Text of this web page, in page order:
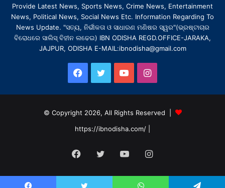
Provide Latest News, Sports News, Crime News, Entertainment
News, Political News, Social News Etc. Information Regarding To
News Update. "ସତ୍ୟ, ନିର୍ଭୀକତା ଓ ସାଧାରଣ ମଣିଷର ସ୍ୱର"(ଭ୍ରଷ୍ଟାଚାର
ବିରୋଧରେ ସାଲିସ୍ ବିହୀନ ଲଢେଇ) IBN ODISHA REGD.OFFICE-JARAKA,
JAJPUR, ODISHA E-MAIL:ibnodisha@gmail.com
Facebook
TwitterYouTubeInstagram
© Copyright 2026, All Rights Reserved |
https://ibnodisha.com/
Facebook
TwitterYouTubeInstagram